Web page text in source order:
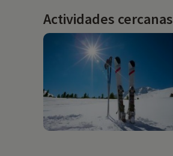
Actividades cercanas